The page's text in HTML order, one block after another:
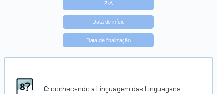
Z-A
Data de início
Data de finalização
C: conhecendo a Linguagem das Linguagens